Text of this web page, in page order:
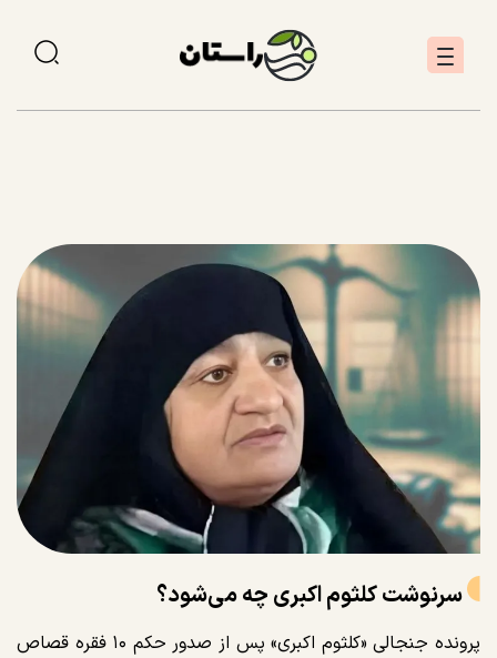
سرنوشت کلثوم اکبری چه می‌شود؟
پرونده جنجالی «کلثوم اکبری» پس از صدور حکم ۱۰ فقره قصاص